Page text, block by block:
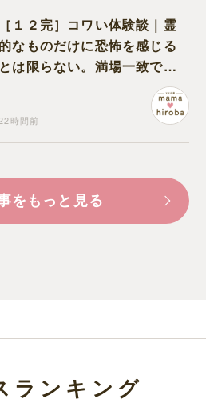
［１２完］コワい体験談｜霊
的なものだけに恐怖を感じる
とは限らない。満場一致でコ
ワいと認定された意外な体験
22時間前
をもっと見る
ランキング